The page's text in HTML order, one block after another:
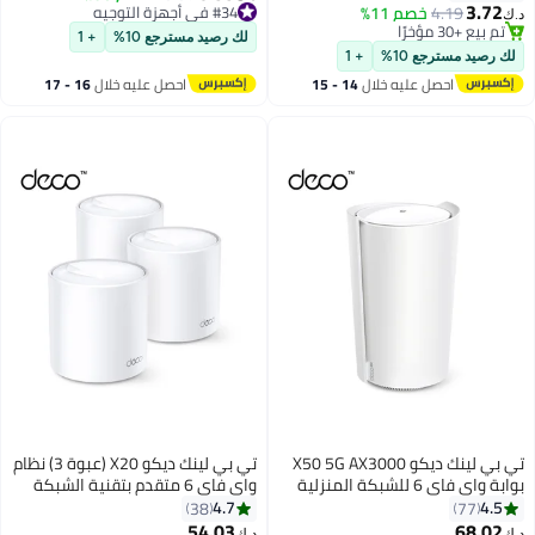
د.ك‏3.72
4.19خصم 11%
تم بيع +30 مؤخرًا
تم بيع +30 مؤخرًا
لك رصيد مسترجع 10% + 1
احصل عليه خلال 14 - 15
جيجاهرتز + 400 ميجابت في
الثانية/2.4 جيجاهرتز، 4+1 منافذ
جيجابت، وحدة معالجة مركزية ثنائية
النواة، مراقبة أبوية سهلة الإعداد،
آرتشر C6 أسود أسود
#34 في أجهزة التوجيه
#34 في أجهزة التوجيه
لك رصيد مسترجع 10% + 1
احصل عليه خلال 16 - 17
تي بي لينك ديكو X50 5G AX3000
بوابة واي فاي 6 للشبكة المنزلية
الكاملة
4.5
77
تي بي لينك ديكو X20 (عبوة 3) نظام
واي فاي 6 متقدم بتقنية الشبكة
الكاملة AX1800، تغطية لمنازل 4.7
38